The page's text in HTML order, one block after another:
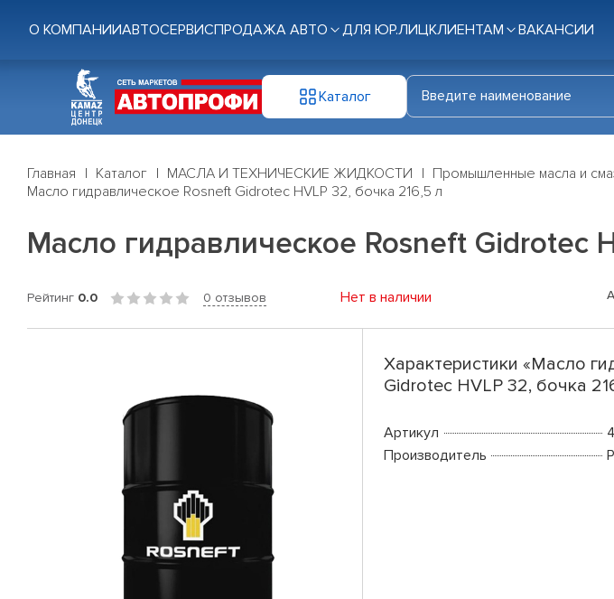
О КОМПАНИИАВТОСЕРВИСПРОДАЖА АВТО ДЛЯ ЮР.ЛИЦКЛИЕНТАМ ВАКАНСИИ
Каталог
Главная Каталог МАСЛА И ТЕХНИЧЕСКИЕ ЖИДКОСТИ Промышленные масла и
Масло гидравлическое Rosneft Gidrotec HVLP 32, бочка 216,5 л
Масло гидравлическое Rosneft Gidrotec
Рейтинг 0.0 0 отзывов Нет в наличии
Характеристики «Масло
Gidrotec HVLP 32, бочка
Артикул
Производитель